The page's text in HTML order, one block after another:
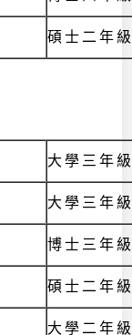
碩士二年
大學三年
大學三年
博士三年
碩士二年
大學二年